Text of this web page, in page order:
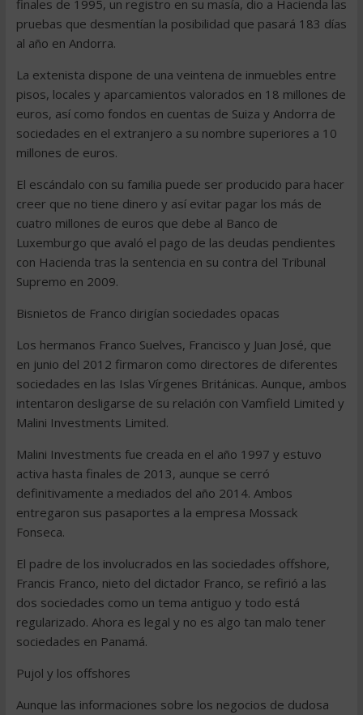
finales de 1995, un registro en su masía, dio a Hacienda las
pruebas que desmentían la posibilidad que pasará 183 días
al año en Andorra.
La extenista dispone de una veintena de inmuebles entre
pisos, locales y aparcamientos valorados en 18 millones de
euros, así como fondos en cuentas de Suiza y Andorra de
sociedades en el extranjero a su nombre superiores a 10
millones de euros.
El escándalo con su familia puede ser producido para hacer
creer que no tiene dinero y así evitar pagar los más de
cuatro millones de euros que debe al Banco de
Luxemburgo que avaló el pago de las deudas pendientes
con Hacienda tras la sentencia en su contra del Tribunal
Supremo en 2009.
Bisnietos de Franco dirigían sociedades opacas
Los hermanos Franco Suelves, Francisco y Juan José, que
en junio del 2012 firmaron como directores de diferentes
sociedades en las Islas Vírgenes Británicas. Aunque, ambos
intentaron desligarse de su relación con Vamfield Limited y
Malini Investments Limited.
Malini Investments fue creada en el año 1997 y estuvo
activa hasta finales de 2013, aunque se cerró
definitivamente a mediados del año 2014. Ambos
entregaron sus pasaportes a la empresa Mossack
Fonseca.
El padre de los involucrados en las sociedades offshore,
Francis Franco, nieto del dictador Franco, se refirió a las
dos sociedades como un tema antiguo y todo está
regularizado. Ahora es legal y no es algo tan malo tener
sociedades en Panamá.
Pujol y los offshores
Aunque las informaciones sobre los negocios de dudosa